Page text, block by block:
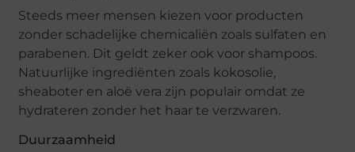
Steeds meer mensen kiezen voor producten
zonder schadelijke chemicaliën zoals sulfaten en
parabenen. Dit geldt zeker ook voor shampoos.
Natuurlijke ingrediënten zoals kokosolie,
sheaboter en aloë vera zijn populair omdat ze
hydrateren zonder het haar te verzwaren.
Duurzaamheid